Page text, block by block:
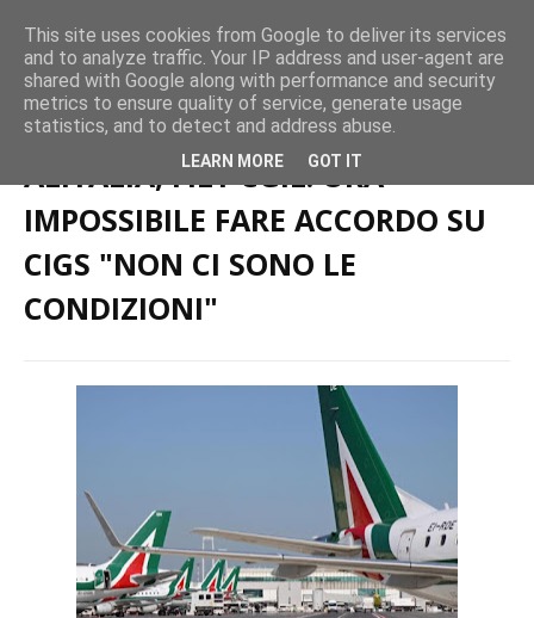
Home page Trasporto Aereo ALITALIA, FILT CGIL: ORA IMPOSSIBILE
FARE ACCORDO SU CIGS "NON CI SONO LE CONDIZIONI"
ALITALIA, FILT CGIL: ORA
IMPOSSIBILE FARE ACCORDO SU
CIGS "NON CI SONO LE
CONDIZIONI"
This site uses cookies from Google to deliver its services
and to analyze traffic. Your IP address and user-agent are
shared with Google along with performance and security
metrics to ensure quality of service, generate usage
statistics, and to detect and address abuse.
LEARN MORE GOT IT